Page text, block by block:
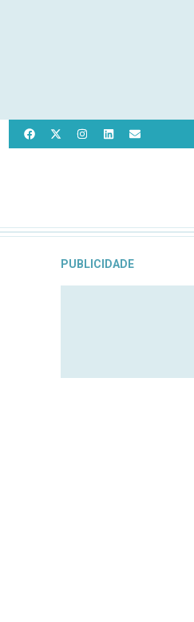
PUBLICIDADE